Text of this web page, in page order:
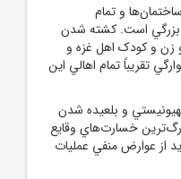
تخريب 80 درصد ساختمان‌ها و تمام
بزرگي است. کشته شدن
68 هزار مرد و زن و کودک اهل غزه و
هزار نفر و آوارگي تقريباً تمام اهالي اين
و بلعيده شدن
خسارت‌هاي وقايع
از عوارض منفي عمليات